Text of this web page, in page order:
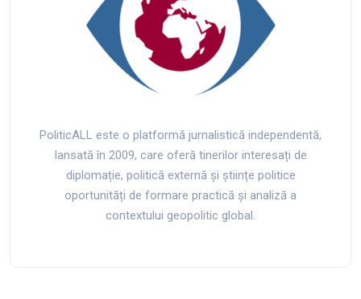
PoliticALL este o platformă jurnalistică independentă,
lansată în 2009, care oferă tinerilor interesați de
diplomație, politică externă și științe politice
oportunități de formare practică și analiză a
contextului geopolitic global.